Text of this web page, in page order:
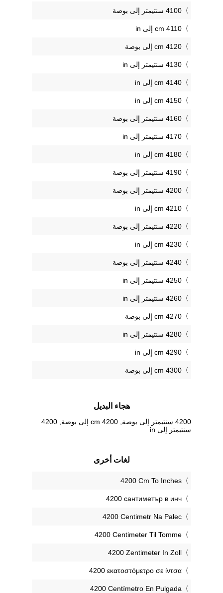
4100 سنتيمتر إلى بوصة
4110 cm إلى in
4120 cm إلى بوصة
4130 سنتيمتر إلى in
4140 cm إلى in
4150 cm إلى in
4160 سنتيمتر إلى بوصة
4170 سنتيمتر إلى in
4180 cm إلى in
4190 سنتيمتر إلى بوصة
4200 سنتيمتر إلى بوصة
4210 cm إلى in
4220 سنتيمتر إلى بوصة
4230 cm إلى in
4240 سنتيمتر إلى بوصة
4250 سنتيمتر إلى in
4260 سنتيمتر إلى in
4270 cm إلى بوصة
4280 سنتيمتر إلى in
4290 cm إلى in
4300 cm إلى بوصة
هجاء البديل
4200 سنتيمتر إلى بوصة, 4200 cm إلى بوصة, 4200
سنتيمتر إلى in
لغات أخرى
‎4200 Cm To Inches
‎4200 сантиметър в инч
‎4200 Centimetr Na Palec
‎4200 Centimeter Til Tomme
‎4200 Zentimeter In Zoll
‎4200 εκατοστόμετρο σε ίντσα
‎4200 Centímetro En Pulgada